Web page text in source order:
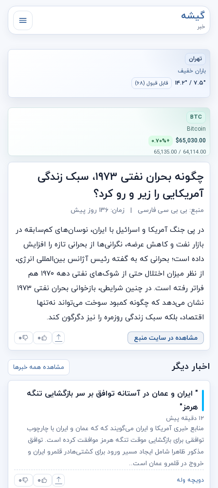
گیشه
خبر
تهران
باران خفیف
۷.۵° / ۱۴.۲° قابل قبول (۶۸)
BTC
Bitcoin
$65,030.00
+۰.۷۰%
64,114.00 / 65,135.00
چگونه بحران نفتی ۱۹۷۳، سبک زندگی
آمریکایی را زیر و رو کرد؟
منبع: بی بی سی فارسی | زمان: ۱۳۶ روز پیش
در پی جنگ آمریکا و اسرائیل با ایران، نوسان‌های کم‌سابقه در
بازار نفت و کاهش عرضه، نگرانی‌ها از بحرانی تازه را افزایش
داده است؛ بحرانی که به گفته رئیس آژانس بین‌المللی انرژی،
از نظر میزان اختلال حتی از شوک‌های نفتی دهه ۱۹۷۰ هم
فراتر رفته است. در چنین شرایطی، بازخوانی بحران نفتی ۱۹۷۳
نشان می‌دهد که چگونه کمبود سوخت می‌تواند نه‌تنها
اقتصاد، بلکه سبک زندگی روزمره را نیز دگرگون کند.
مشاهده در سایت منبع ۰ ۰
اخبار دیگر مشاهده همه خبرها
" ایران و عمان در آستانه توافق بر سر بازگشایی تنگه
هرمز"
۱۲ دقیقه پیش
منابع خبری آمریکا و ایران می‌گویند که که عمان و ایران با چارچوب
توافقی برای بازگشایی موقت تنگه هرمز موافقت کرده است. توافق
مذکور ظاهرا شامل ایجاد مسیر ورود برای کشتی‌هادر قلمرو ایران و
خروج در قلمرو عمان است..
دویچه وله ۰ ۰